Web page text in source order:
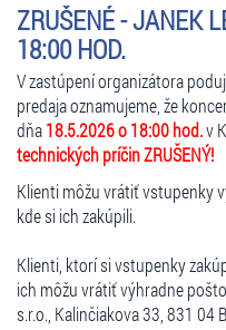
ZRUŠENÉ - JANEK
18:00 HOD.
V zastúpení organizátora
predaja oznamujeme, že
dňa18.5.2026 o 18:00 hod.v
technických príčin ZRUŠENÝ!
Klienti môžu vrátiť vstupenky
kde si ich zakúpili.
Klienti, ktorí si vstupenky
ich môžu vrátiť výhradne
s.r.o., Kalinčiakova 33, 831 04